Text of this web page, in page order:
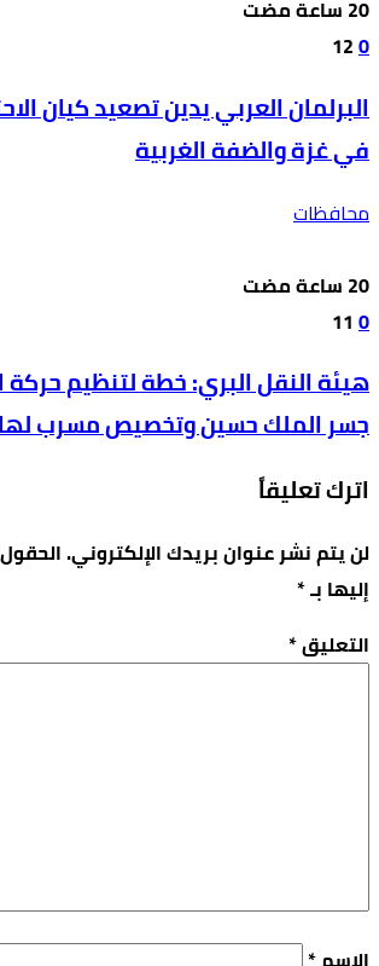
0
12
البرلمان العربي يدين تصعيد كيان
في غزة والضفة الغربية
محافظات
0
11
هيئة النقل البري: خطة لتنظيم
جسر الملك حسين وتخصيص مسرب
اترك تعليقاً
لن يتم نشر عنوان بريدك الإلكتروني.
إليها بـ*
التعليق*